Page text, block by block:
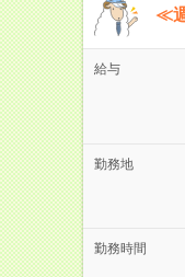
≪
給与
勤務地
勤務時間